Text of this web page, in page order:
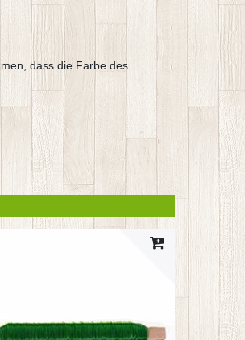
dass die Farbe des